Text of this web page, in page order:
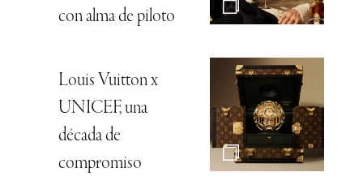
con alma de piloto
Louis Vuitton x
UNICEF, una
década de
compromiso